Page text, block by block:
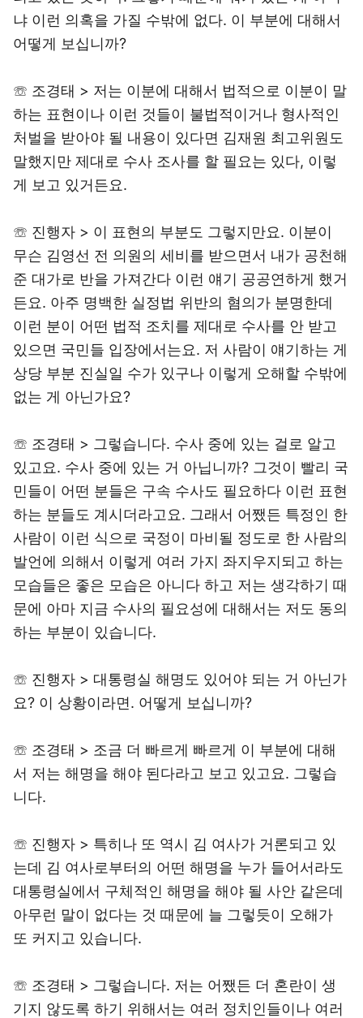
냐 이런 의혹을 가질 수밖에 없다. 이 부분에 대해서
어떻게 보십니까?
☏ 조경태 > 저는 이분에 대해서 법적으로 이분이 말
하는 표현이나 이런 것들이 불법적이거나 형사적인
처벌을 받아야 될 내용이 있다면 김재원 최고위원도
말했지만 제대로 수사 조사를 할 필요는 있다, 이렇
게 보고 있거든요.
☏ 진행자 > 이 표현의 부분도 그렇지만요. 이분이
무슨 김영선 전 의원의 세비를 받으면서 내가 공천해
준 대가로 반을 가져간다 이런 얘기 공공연하게 했거
든요. 아주 명백한 실정법 위반의 혐의가 분명한데
이런 분이 어떤 법적 조치를 제대로 수사를 안 받고
있으면 국민들 입장에서는요. 저 사람이 얘기하는 게
상당 부분 진실일 수가 있구나 이렇게 오해할 수밖에
없는 게 아닌가요?
☏ 조경태 > 그렇습니다. 수사 중에 있는 걸로 알고
있고요. 수사 중에 있는 거 아닙니까? 그것이 빨리 국
민들이 어떤 분들은 구속 수사도 필요하다 이런 표현
하는 분들도 계시더라고요. 그래서 어쨌든 특정인 한
사람이 이런 식으로 국정이 마비될 정도로 한 사람의
발언에 의해서 이렇게 여러 가지 좌지우지되고 하는
모습들은 좋은 모습은 아니다 하고 저는 생각하기 때
문에 아마 지금 수사의 필요성에 대해서는 저도 동의
하는 부분이 있습니다.
☏ 진행자 > 대통령실 해명도 있어야 되는 거 아닌가
요? 이 상황이라면. 어떻게 보십니까?
☏ 조경태 > 조금 더 빠르게 빠르게 이 부분에 대해
서 저는 해명을 해야 된다라고 보고 있고요. 그렇습
니다.
☏ 진행자 > 특히나 또 역시 김 여사가 거론되고 있
는데 김 여사로부터의 어떤 해명을 누가 들어서라도
대통령실에서 구체적인 해명을 해야 될 사안 같은데
아무런 말이 없다는 것 때문에 늘 그렇듯이 오해가
또 커지고 있습니다.
☏ 조경태 > 그렇습니다. 저는 어쨌든 더 혼란이 생
기지 않도록 하기 위해서는 여러 정치인들이나 여러